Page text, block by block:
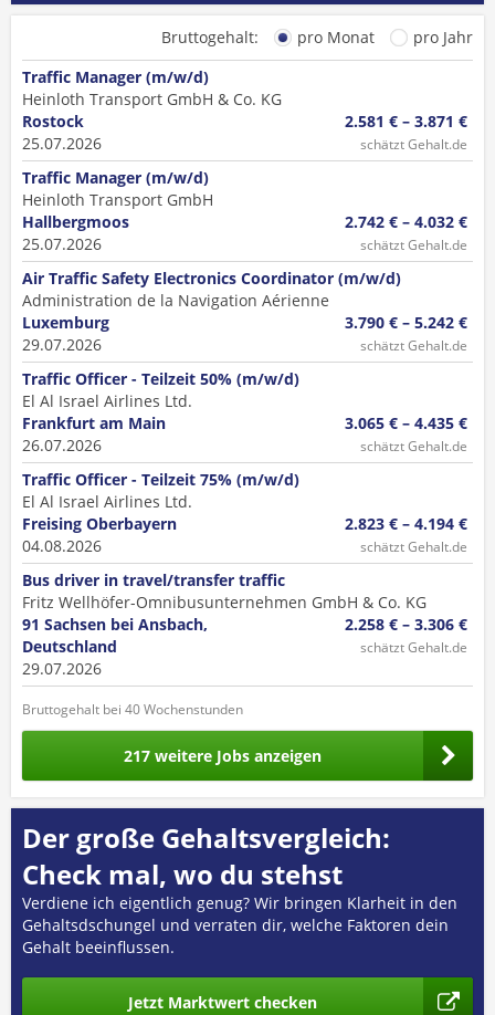
Bruttogehalt: pro Monat
pro Jahr
Traffic Manager (m/w/d)
Heinloth Transport GmbH & Co. KG
Rostock
25.07.2026
2.581 € – 3.871 €
schätzt Gehalt.de
Traffic Manager (m/w/d)
Heinloth Transport GmbH
Hallbergmoos
25.07.2026
2.742 € – 4.032 €
schätzt Gehalt.de
Air Traffic Safety Electronics Coordinator (m/w/d)
Administration de la Navigation Aérienne
Luxemburg
29.07.2026
3.790 € – 5.242 €
schätzt Gehalt.de
Traffic Officer - Teilzeit 50% (m/w/d)
El Al Israel Airlines Ltd.
Frankfurt am Main
26.07.2026
3.065 € – 4.435 €
schätzt Gehalt.de
Traffic Officer - Teilzeit 75% (m/w/d)
El Al Israel Airlines Ltd.
Freising Oberbayern
04.08.2026
2.823 € – 4.194 €
schätzt Gehalt.de
Bus driver in travel/transfer traffic
Fritz Wellhöfer-Omnibusunternehmen GmbH & Co. KG
91 Sachsen bei Ansbach,
Deutschland
29.07.2026
2.258 € – 3.306 €
schätzt Gehalt.de
Bruttogehalt bei 40 Wochenstunden
217 weitere Jobs anzeigen
Der große Gehaltsvergleich:
Check mal, wo du stehst
Verdiene ich eigentlich genug? Wir bringen Klarheit in den
Gehaltsdschungel und verraten dir, welche Faktoren dein
Gehalt beeinflussen.
Jetzt Marktwert checken